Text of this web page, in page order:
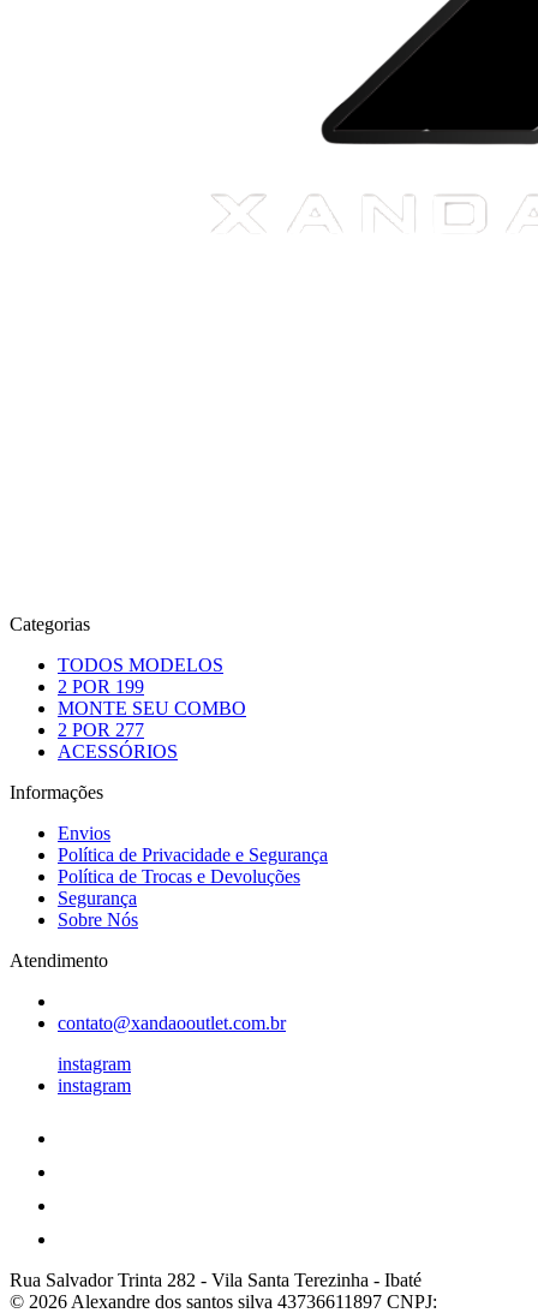
Categorias
TODOS MODELOS
2 POR 199
MONTE SEU COMBO
2 POR 277
ACESSÓRIOS
Informações
Envios
Política de Privacidade e Segurança
Política de Trocas e Devoluções
Segurança
Sobre Nós
Atendimento
contato@xandaooutlet.com.br
instagram
instagram
Rua Salvador Trinta 282 - Vila Santa Terezinha - Ibaté
© 2026 Alexandre dos santos silva 43736611897 CNPJ: